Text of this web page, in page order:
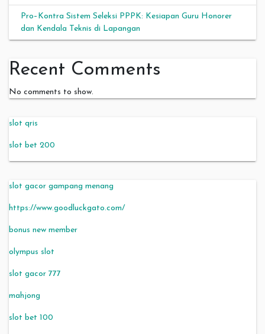
Pro–Kontra Sistem Seleksi PPPK: Kesiapan Guru Honorer
dan Kendala Teknis di Lapangan
Recent Comments
No comments to show.
slot qris
slot bet 200
slot gacor gampang menang
https://www.goodluckgato.com/
bonus new member
olympus slot
slot gacor 777
mahjong
slot bet 100